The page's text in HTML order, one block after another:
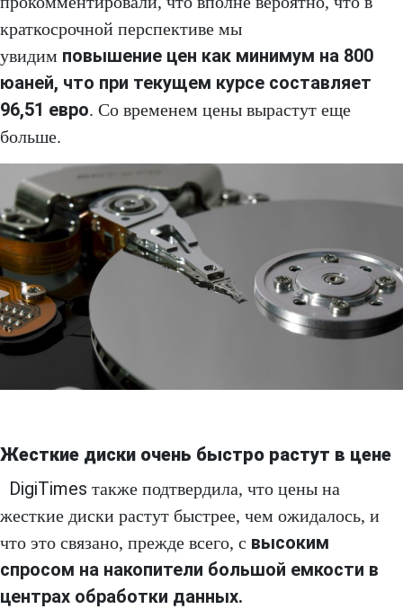
краткосрочной перспективе мы
увидим повышение цен как минимум на 800
юаней, что при текущем курсе составляет
96,51 евро. Со временем цены вырастут еще
больше.
Жесткие диски очень быстро растут в цене
DigiTimes также подтвердила, что цены на
жесткие диски растут быстрее, чем ожидалось, и
что это связано, прежде всего, с высоким
спросом на накопители большой емкости в
центрах обработки данных.